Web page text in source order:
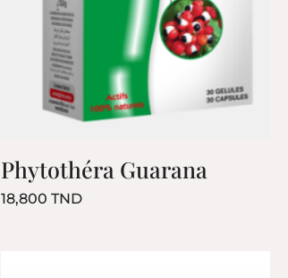
Phytothéra Guarana
18,800 TNDPrix